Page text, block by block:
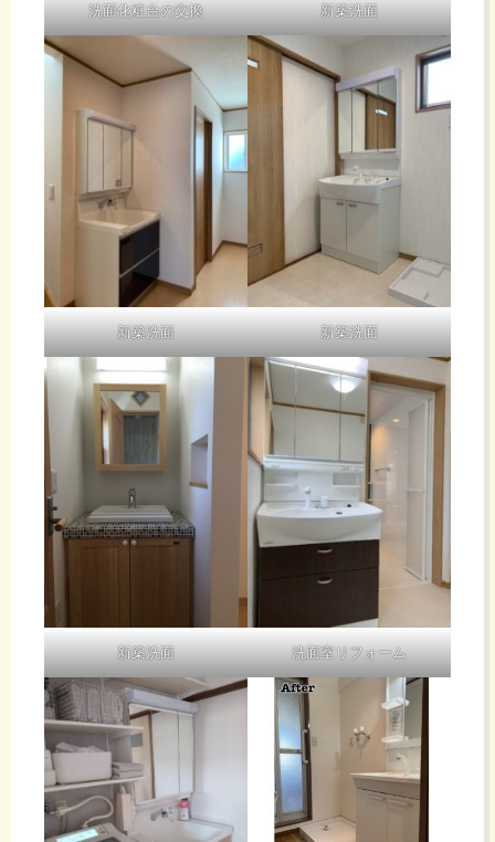
洗面化粧台の交換 新築洗面
新築洗面 新築洗面
新築洗面 洗面室リフォーム